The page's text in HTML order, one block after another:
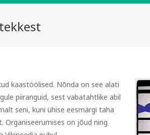
kaastöölised. Nõnda on see alati
piiranguid, sest vabatahtlike abil
seni, kuni ühise eesmärgi taha
Organiseerumises on jõud ning